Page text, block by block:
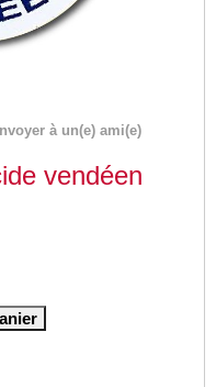
à un(e) ami(e)
vendéen